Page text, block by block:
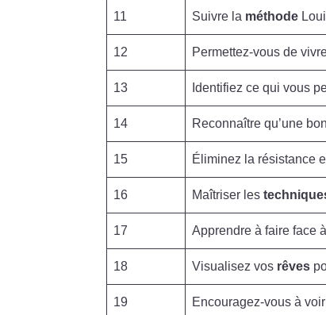
11 Suivre la méthode
12 Permettez-vous de
13 Identifiez ce qui vous
14 Reconnaître qu’une
15 Éliminez la résistance
16 Maîtriser les
17 Apprendre à faire face
18 Visualisez vos rêves
19 Encouragez-vous à